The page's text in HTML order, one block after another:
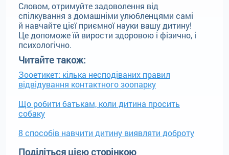
Словом, отримуйте задоволення від
спілкування з домашніми улюбленцями самі
й навчайте цієї приємної науки вашу дитину!
Це допоможе їй вирости здоровою і фізично, і
психологічно.
Читайте також:
Зооетикет: кілька несподіваних правил
відвідування контактного зоопарку
Що робити батькам, коли дитина просить
собаку
8 способів навчити дитину виявляти доброту
Поділіться цією сторінкою